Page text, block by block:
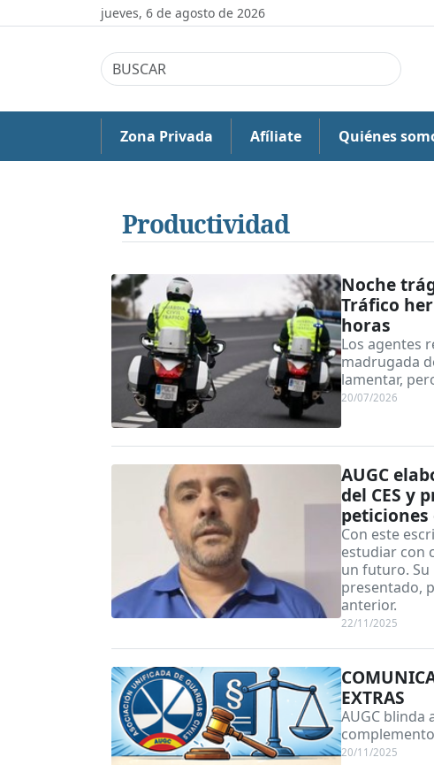
jueves, 6 de agosto de 2026
Zona Privada Afíliate Quiénes
Productividad
Noche
Tráfico
horas
Los agentes
madrugada
lamentar,
20/07/2026
AUGC
del CES y
peticiones
Con este
estudiar con
un futuro.
presentado,
anterior.
22/11/2025
EXTRAS
AUGC blinda
20/11/2025